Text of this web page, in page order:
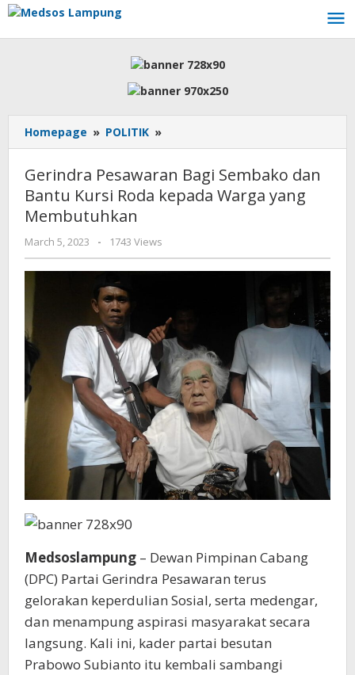
Skip
content
Homepage » POLITIK »
Pesawaran
Sembako
dan
kepada
Membutuhkan
Gerindra Pesawaran Bagi Sembako dan
Bantu Kursi Roda kepada Warga yang
Membutuhkan
March 5, 2023
by
AdminML
- 1743 Views
Medsoslampung – Dewan Pimpinan Cabang
(DPC) Partai Gerindra Pesawaran terus
gelorakan keperdulian Sosial, serta medengar,
dan menampung aspirasi masyarakat secara
langsung. Kali ini, kader partai besutan
Prabowo Subianto itu kembali sambangi